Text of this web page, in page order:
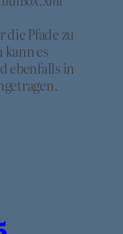
die Pfade zu
kann es
ebenfalls in